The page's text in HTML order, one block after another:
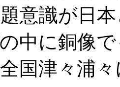
意識が日
中に銅像
国津々浦